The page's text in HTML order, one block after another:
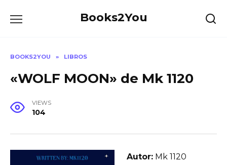
Books2You
BOOKS2YOU » LIBROS
«WOLF MOON» de Mk 1120
VIEWS
104
Autor: Mk 1120